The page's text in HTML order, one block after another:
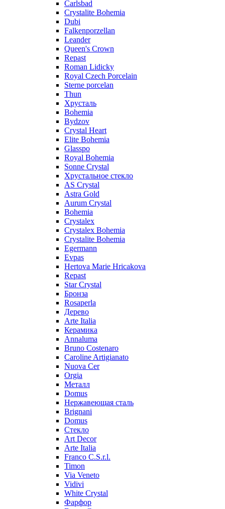
Carlsbad
Crystalite Bohemia
Dubi
Falkenporzellan
Leander
Queen's Crown
Repast
Roman Lidicky
Royal Czech Porcelain
Sterne porcelan
Thun
Хрусталь
Bohemia
Bydzov
Crystal Heart
Elite Bohemia
Glasspo
Royal Bohemia
Sonne Crystal
Хрустальное стекло
AS Crystal
Astra Gold
Aurum Crystal
Bohemia
Crystalex
Crystalex Bohemia
Crystalite Bohemia
Egermann
Evpas
Hertova Marie Hricakova
Repast
Star Crystal
Бронза
Rosaperla
Дерево
Arte Italia
Керамика
Annaluma
Bruno Costenaro
Caroline Artigianato
Nuova Cer
Orgia
Металл
Domus
Нержавеющая сталь
Brignani
Domus
Стекло
Art Decor
Arte Italia
Franco C.S.r.l.
Timon
Via Veneto
Vidivi
White Crystal
Фарфор